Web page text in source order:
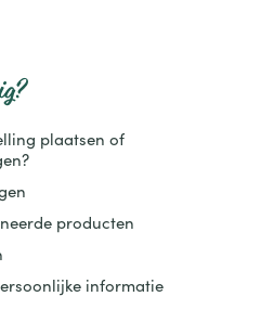
plaatsen of
producten
informatie